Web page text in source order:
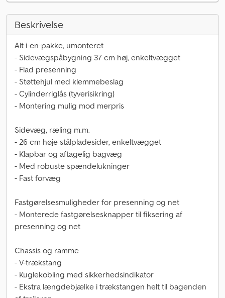
Beskrivelse
Alt-i-en-pakke, umonteret
- Sidevægspåbygning 37 cm høj, enkeltvægget
- Flad presenning
- Støttehjul med klemmebeslag
- Cylinderriglås (tyverisikring)
- Montering mulig mod merpris
Sidevæg, ræling m.m.
- 26 cm høje stålpladesider, enkeltvægget
- Klapbar og aftagelig bagvæg
- Med robuste spændelukninger
- Fast forvæg
Fastgørelsesmuligheder for presenning og net
- Monterede fastgørelsesknapper til fiksering af
presenning og net
Chassis og ramme
- V-trækstang
- Kuglekobling med sikkerhedsindikator
- Ekstra længdebjælke i trækstangen helt til bagenden